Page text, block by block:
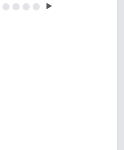
⬤ ⬤ ⬤ ⬤ ▶